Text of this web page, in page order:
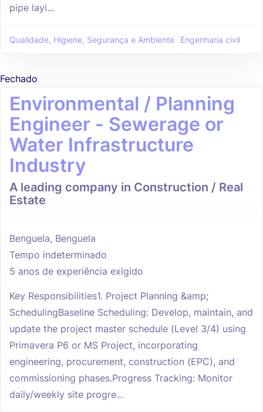
pipe layi...
Qualidade, Higiene, Segurança e Ambiente Engenharia civil
Fechado
Environmental / Planning
Engineer - Sewerage or
Water Infrastructure
Industry
A leading company in Construction / Real
Estate
Benguela, Benguela
Tempo indeterminado
5 anos de experiência exigido
Key Responsibilities1. Project Planning &amp;
SchedulingBaseline Scheduling: Develop, maintain, and
update the project master schedule (Level 3/4) using
Primavera P6 or MS Project, incorporating
engineering, procurement, construction (EPC), and
commissioning phases.Progress Tracking: Monitor
daily/weekly site progre...